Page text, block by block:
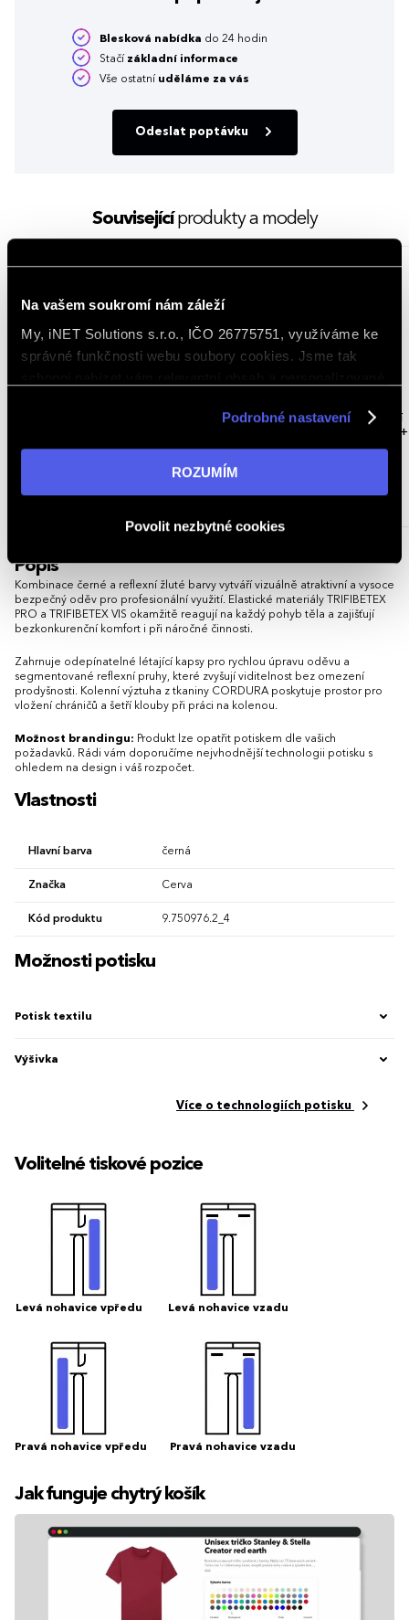
Na vašem soukromí nám záleží
My, iNET Solutions s.r.o., IČO 26775751, využíváme ke
správné funkčnosti webu soubory cookies. Jsme tak
v reklamní síti na ostatních webech. Kliknutím na tlačítko
informací navštivte naši stránkuzásadách ochrany
Podrobné nastavení
ROZUMÍM
Povolit nezbytné cookies
Blesková nabídka do 24 hodin
Stačí základní informace
Vše ostatní uděláme za vás
Odeslat poptávku
Souvisejícíprodukty a modely
NOVINKA
2 644,89 - 2 969,53 Kč
NOVINKA
Pánské zkrácené pracovní reflexní
kalhoty s laclem ARDON® SIGNAL+
408,19 Kč
Popis
Kombinace černé a reflexní žluté barvy vytváří vizuálně atraktivní a vysoce
bezpečný oděv pro profesionální využití. Elastické materiály TRIFIBETEX
PRO a TRIFIBETEX VIS okamžitě reagují na každý pohyb těla a zajišťují
bezkonkurenční komfort i při náročné činnosti.
Zahrnuje odepínatelné létající kapsy pro rychlou úpravu oděvu a
segmentované reflexní pruhy, které zvyšují viditelnost bez omezení
prodyšnosti. Kolenní výztuha z tkaniny CORDURA poskytuje prostor pro
vložení chráničů a šetří klouby při práci na kolenou.
Možnost brandingu: Produkt lze opatřit potiskem dle vašich
požadavků. Rádi vám doporučíme nejvhodnější technologii potisku s
ohledem na design i váš rozpočet.
Vlastnosti
Hlavní barva černá
Značka Cerva
Kód produktu 9.750976.2_4
Možnosti potisku
Potisk textilu
Výšivka
Více o technologiích potisku
Volitelné tiskové pozice
Levá nohavice vpředu Levá nohavice vzadu
Pravá nohavice vpředu Pravá nohavice vzadu
Jak funguje chytrý košík